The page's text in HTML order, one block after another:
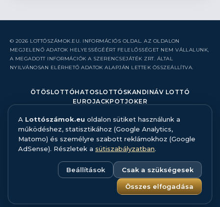
© 2026 LOTTÓSZÁMOK.EU. INFORMÁCIÓS OLDAL. AZ OLDALON
MEGJELENŐ ADATOK HELYESSÉGÉÉRT FELELŐSSÉGET NEM VÁLLALUNK,
A MEGADOTT INFORMÁCIÓK A SZERENCSEJÁTÉK ZRT. ÁLTAL
NYILVÁNOSAN ELÉRHETŐ ADATOK ALAPJÁN LETTEK ÖSSZEÁLLÍTVA.
ÖTÖSLOTTÓHATOSLOTTÓ SKANDINÁV LOTTÓ
EUROJACKPOTJOKER
RÓLUNK
KAPCSOLAT
HIBABEJELENTÉS
ADATFORRÁS ÉS MÓDSZERTAN
ADATKEZELÉS
SÜTISZABÁLYZAT
A Lottószámok.eu oldalon sütiket használunk a
működéshez, statisztikához (Google Analytics,
Matomo) és személyre szabott reklámokhoz (Google
AdSense). Részletek a sütiszabályzatban.
Beállítások Csak a szükségesek
Összes elfogadása